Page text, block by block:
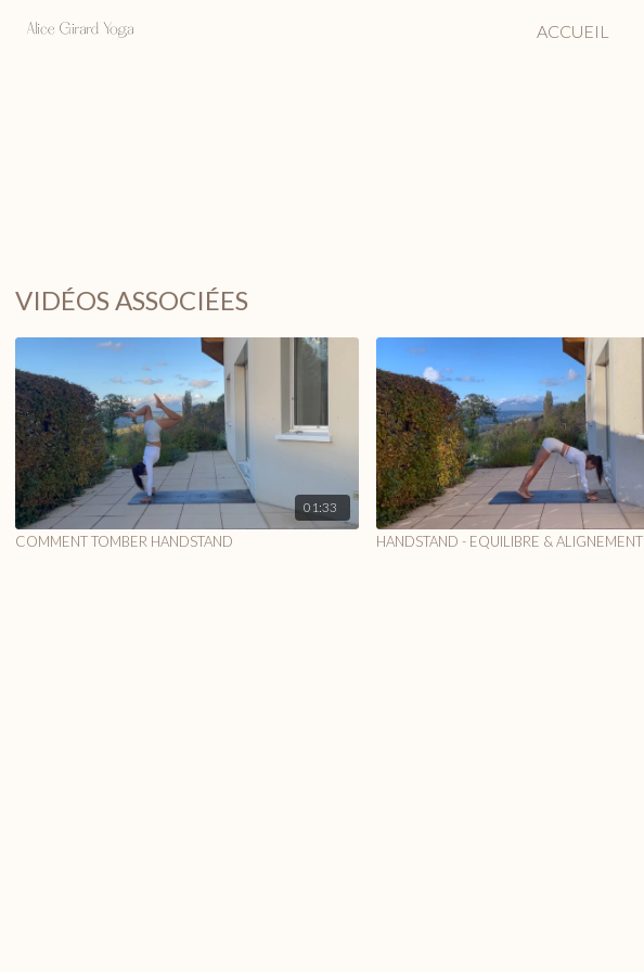
ACCUEIL
VIDÉOS ASSOCIÉES
01:33
COMMENT TOMBER HANDSTAND HANDSTAND - EQUILIBRE & ALIGNEMENT